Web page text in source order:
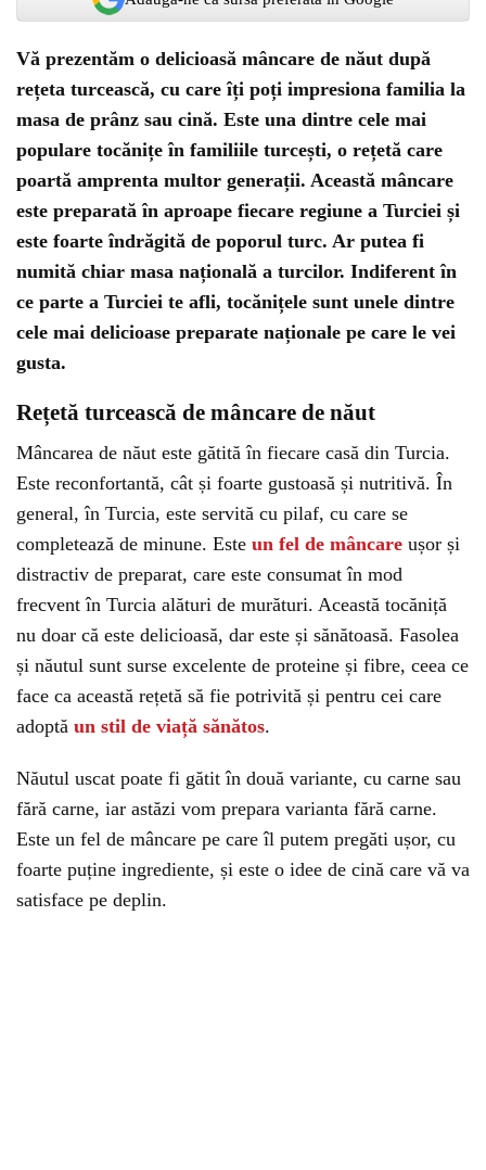
Vă prezentăm o delicioasă mâncare de năut după
rețeta turcească, cu care îți poți impresiona familia la
masa de prânz sau cină. Este una dintre cele mai
populare tocănițe în familiile turcești, o rețetă care
poartă amprenta multor generații. Această mâncare
este preparată în aproape fiecare regiune a Turciei și
este foarte îndrăgită de poporul turc. Ar putea fi
numită chiar masa națională a turcilor. Indiferent în
ce parte a Turciei te afli, tocănițele sunt unele dintre
cele mai delicioase preparate naționale pe care le vei
gusta.
Rețetă turcească de mâncare de năut
Mâncarea de năut este gătită în fiecare casă din Turcia.
Este reconfortantă, cât și foarte gustoasă și nutritivă. În
general, în Turcia, este servită cu pilaf, cu care se
completează de minune. Este un fel de mâncare ușor și
distractiv de preparat, care este consumat în mod
frecvent în Turcia alături de murături. Această tocăniță
nu doar că este delicioasă, dar este și sănătoasă. Fasolea
și năutul sunt surse excelente de proteine și fibre, ceea ce
face ca această rețetă să fie potrivită și pentru cei care
adoptă un stil de viață sănătos.
Năutul uscat poate fi gătit în două variante, cu carne sau
fără carne, iar astăzi vom prepara varianta fără carne.
Este un fel de mâncare pe care îl putem pregăti ușor, cu
foarte puține ingrediente, și este o idee de cină care vă va
satisface pe deplin.